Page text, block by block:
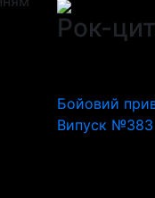
Рок-
Бойовий
Випуск №383